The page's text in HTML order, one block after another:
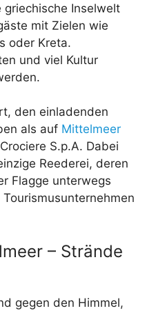
griechische Inselwelt
mit Zielen wie
oder Kreta.
und viel Kultur
den einladenden
als auf Mittelmeer
S.p.A. Dabei
Reederei, deren
Flagge unterwegs
– Strände
gegen den Himmel,